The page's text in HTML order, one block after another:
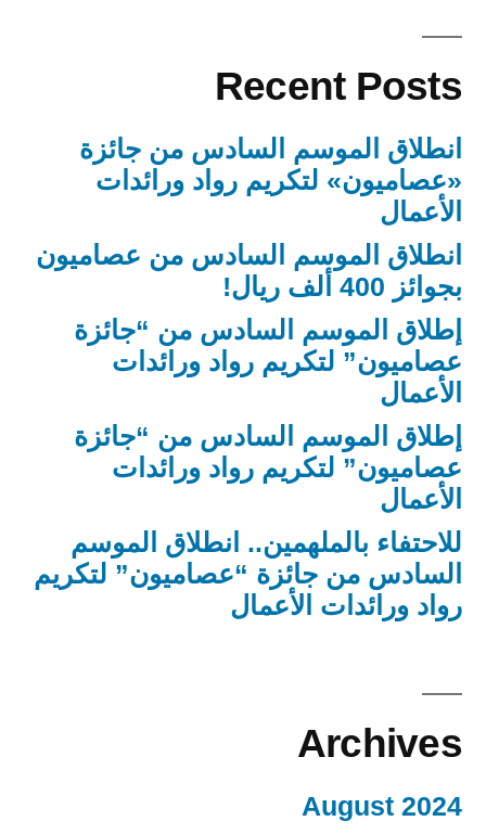
Recent Posts
انطلاق الموسم السادس من جائزة
«عصاميون» لتكريم رواد ورائدات
الأعمال
انطلاق الموسم السادس من عصاميون
بجوائز 400 ألف ريال!
إطلاق الموسم السادس من “جائزة
عصاميون” لتكريم رواد ورائدات
الأعمال
إطلاق الموسم السادس من “جائزة
عصاميون” لتكريم رواد ورائدات
الأعمال
للاحتفاء بالملهمين.. انطلاق الموسم
السادس من جائزة “عصاميون” لتكريم
رواد ورائدات الأعمال
Archives
August 2024